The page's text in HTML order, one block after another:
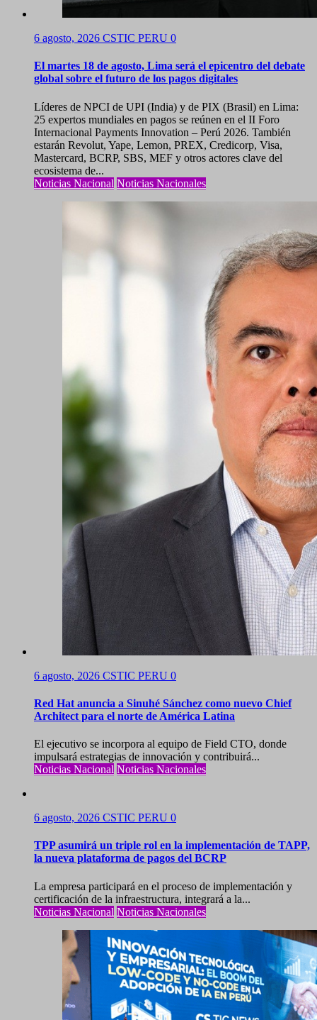
6 agosto, 2026 CSTIC PERU 0
El martes 18 de agosto, Lima será el epicentro del debate
global sobre el futuro de los pagos digitales
Líderes de NPCI de UPI (India) y de PIX (Brasil) en Lima:
25 expertos mundiales en pagos se reúnen en el II Foro
Internacional Payments Innovation – Perú 2026. También
estarán Revolut, Yape, Lemon, PREX, Credicorp, Visa,
Mastercard, BCRP, SBS, MEF y otros actores clave del
ecosistema de...
Noticias Nacional Noticias Nacionales
6 agosto, 2026 CSTIC PERU 0
Red Hat anuncia a Sinuhé Sánchez como nuevo Chief
Architect para el norte de América Latina
El ejecutivo se incorpora al equipo de Field CTO, donde
impulsará estrategias de innovación y contribuirá...
Noticias Nacional Noticias Nacionales
6 agosto, 2026 CSTIC PERU 0
TPP asumirá un triple rol en la implementación de TAPP,
la nueva plataforma de pagos del BCRP
La empresa participará en el proceso de implementación y
certificación de la infraestructura, integrará a la...
Noticias Nacional Noticias Nacionales